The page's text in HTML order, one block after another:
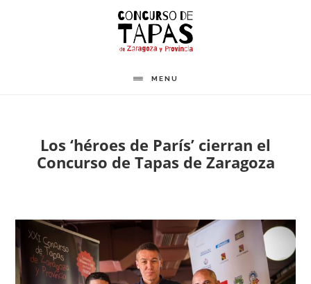
MENU
Los ‘héroes de París’ cierran el
Concurso de Tapas de Zaragoza